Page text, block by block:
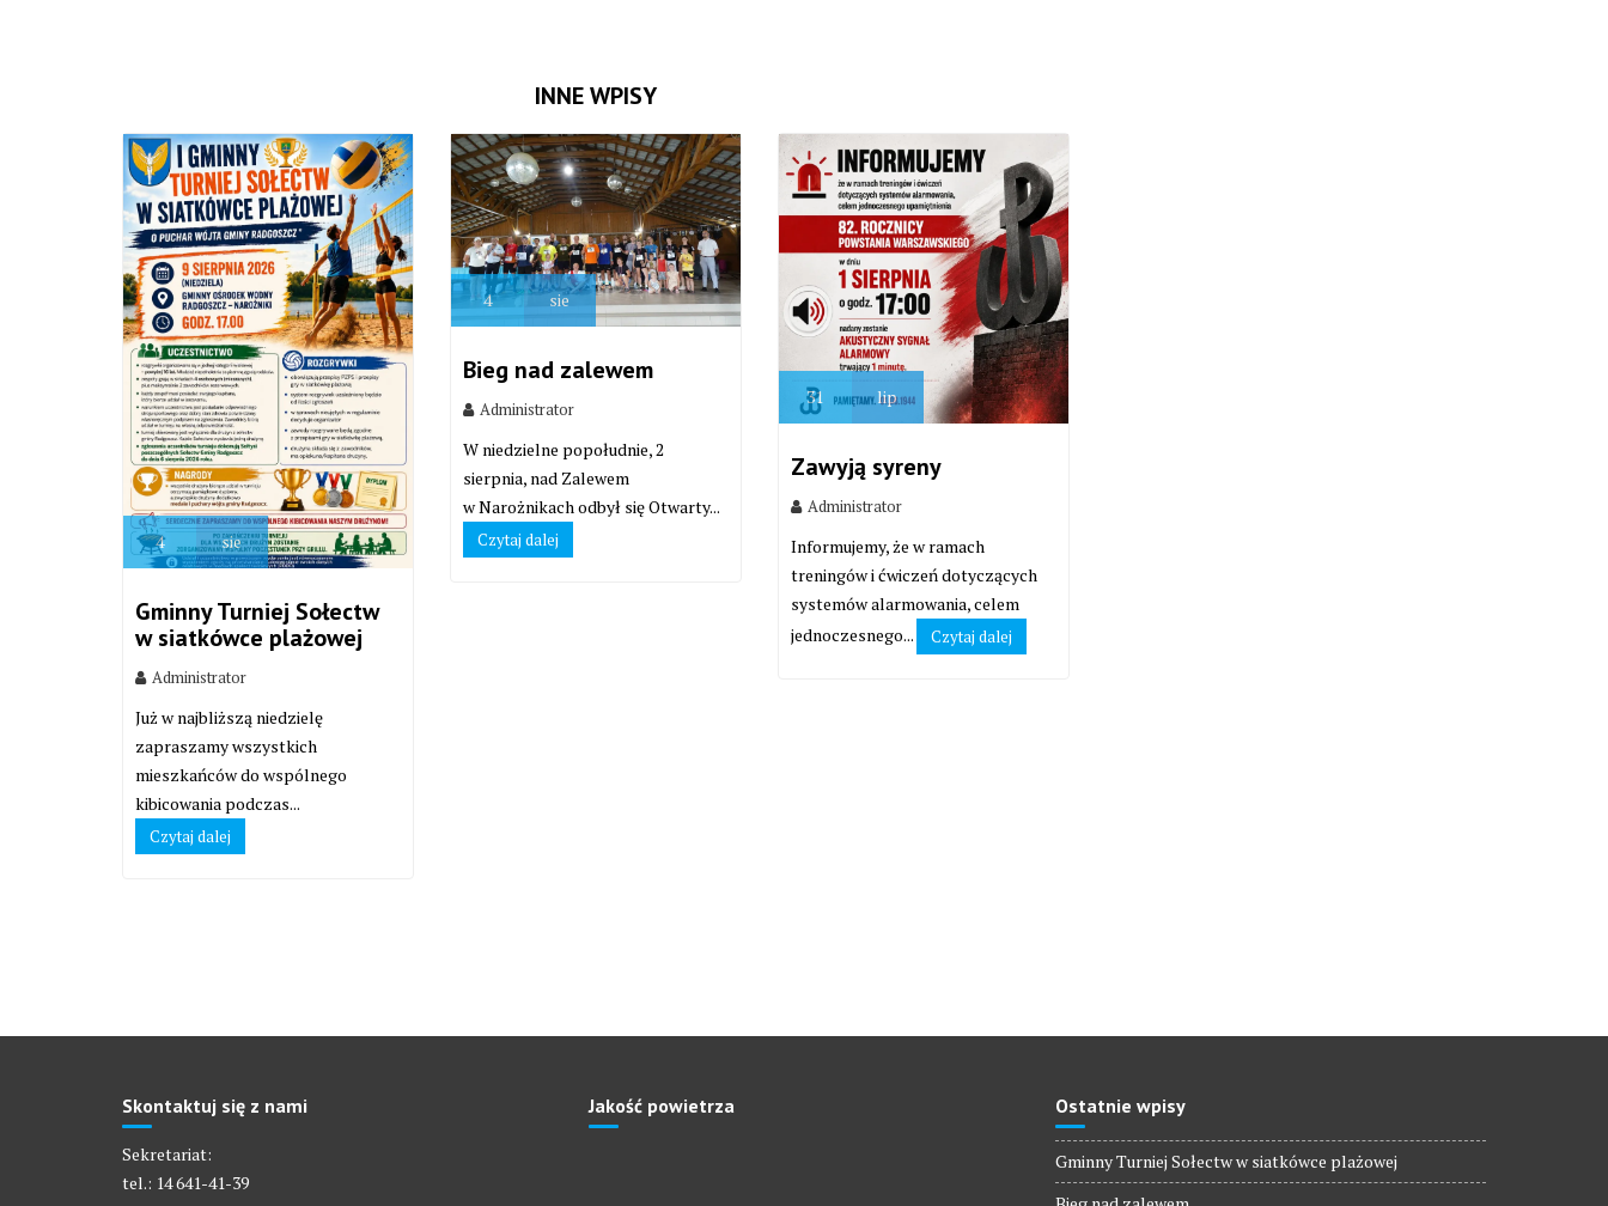
INNE WPISY
4 sie
Gminny Turniej Sołectw
w siatkówce plażowej
Administrator
Już w najbliższą niedzielę
zapraszamy wszystkich
mieszkańców do wspólnego
kibicowania podczas...
Czytaj dalej
4 sie
Bieg nad zalewem
Administrator
W niedzielne popołudnie, 2
sierpnia, nad Zalewem
w Narożnikach odbył się Otwarty...
Czytaj dalej
31 lip
Zawyją syreny
Administrator
Informujemy, że w ramach
treningów i ćwiczeń dotyczących
systemów alarmowania, celem
jednoczesnego...
Czytaj dalej
Skontaktuj się z nami
Sekretariat:
tel.: 14 641-41-39
Jakość powietrza Ostatnie wpisy
Gminny Turniej Sołectw w siatkówce plażowej